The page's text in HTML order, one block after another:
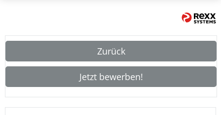
Zurück
Jetzt bewerben!